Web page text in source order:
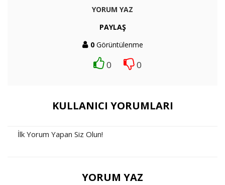
YORUM YAZ
PAYLAŞ
0Görüntülenme
0 0
KULLANICI YORUMLARI
İlk Yorum Yapan Siz Olun!
YORUM YAZ